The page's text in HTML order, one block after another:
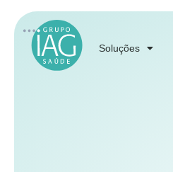
Soluções